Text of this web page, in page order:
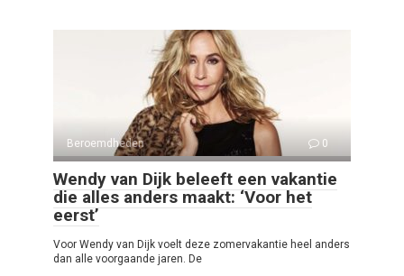
Beroemdheden 0
Wendy van Dijk beleeft een vakantie
die alles anders maakt: ‘Voor het
eerst’
Voor Wendy van Dijk voelt deze zomervakantie heel anders
dan alle voorgaande jaren. De